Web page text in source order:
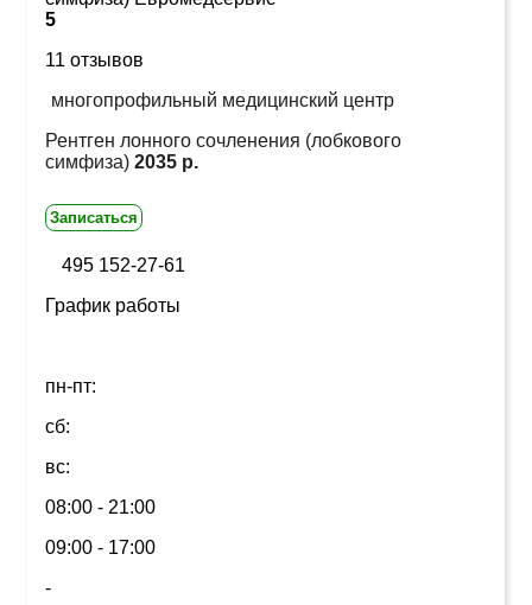
5
11 отзывов
многопрофильный медицинский центр
Рентген лонного сочленения (лобкового
симфиза) 2035 р.
Записаться
495 152-27-61
График работы
пн-пт:
сб:
вс:
08:00 - 21:00
09:00 - 17:00
-